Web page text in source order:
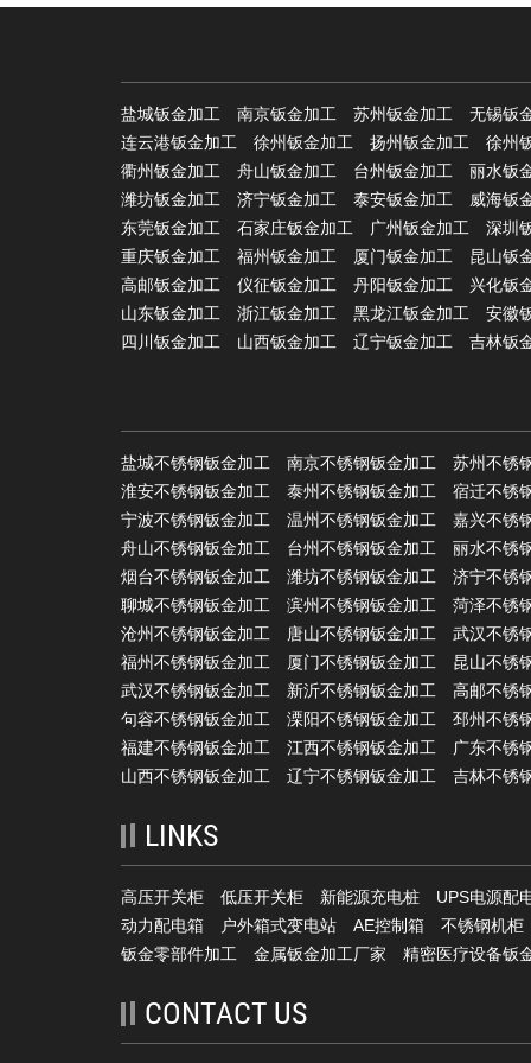
盐城钣金加工 南京钣金加工 苏州钣金加工 无锡钣
连云港钣金加工
徐州钣金加工 扬州钣金加工 徐州
衢州钣金加工
舟山钣金加工 台州钣金加工 丽水钣
潍坊钣金加工
济宁钣金加工 泰安钣金加工 威海钣
东莞钣金加工
石家庄钣金加工 广州钣金加工 深圳
重庆钣金加工
福州钣金加工 厦门钣金加工 昆山钣
高邮钣金加工
仪征钣金加工 丹阳钣金加工 兴化钣
山东钣金加工
浙江钣金加工 黑龙江钣金加工 安徽
四川钣金加工
山西钣金加工 辽宁钣金加工 吉林钣
盐城不锈钢钣金加工 南京不锈钢钣金加工 苏州不锈
淮安不锈钢钣金加工
泰州不锈钢钣金加工 宿迁不锈
宁波不锈钢钣金加工
温州不锈钢钣金加工 嘉兴不锈
舟山不锈钢钣金加工
台州不锈钢钣金加工 丽水不锈
烟台不锈钢钣金加工
潍坊不锈钢钣金加工 济宁不锈
聊城不锈钢钣金加工
滨州不锈钢钣金加工 菏泽不锈
沧州不锈钢钣金加工
唐山不锈钢钣金加工 武汉不锈
福州不锈钢钣金加工
厦门不锈钢钣金加工 昆山不锈
武汉不锈钢钣金加工
新沂不锈钢钣金加工 高邮不锈
句容不锈钢钣金加工
溧阳不锈钢钣金加工 邳州不锈
福建不锈钢钣金加工
江西不锈钢钣金加工 广东不锈
山西不锈钢钣金加工
辽宁不锈钢钣金加工 吉林不锈
LINKS
高压开关柜 低压开关柜 新能源充电桩 UPS电源配
动力配电箱
户外箱式变电站 AE控制箱 不锈钢机柜
钣金零部件加工
金属钣金加工厂家 精密医疗设备钣
CONTACT US